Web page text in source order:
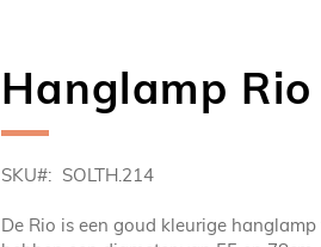
Hanglamp
SKU SOLTH.214
De Rio is een goud kleurige